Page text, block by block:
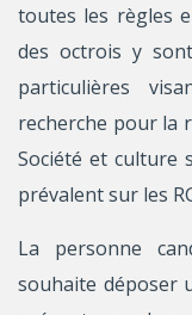
toutes les règles
des octrois y
particulières
recherche pour la
Société et culture
prévalent sur les
La personne
souhaite déposer